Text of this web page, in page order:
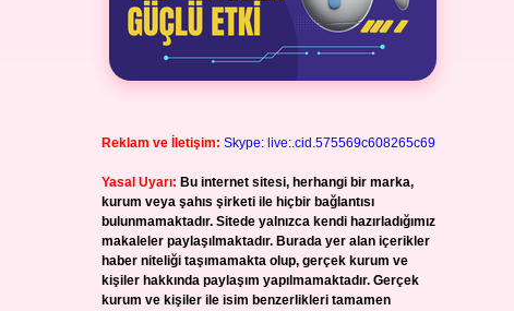
Reklam ve İletişim: Skype: live:.cid.575569c608265c69
Yasal Uyarı: Bu internet sitesi, herhangi bir marka,
kurum veya şahıs şirketi ile hiçbir bağlantısı
bulunmamaktadır. Sitede yalnızca kendi hazırladığımız
makaleler paylaşılmaktadır. Burada yer alan içerikler
haber niteliği taşımamakta olup, gerçek kurum ve
kişiler hakkında paylaşım yapılmamaktadır. Gerçek
kurum ve kişiler ile isim benzerlikleri tamamen